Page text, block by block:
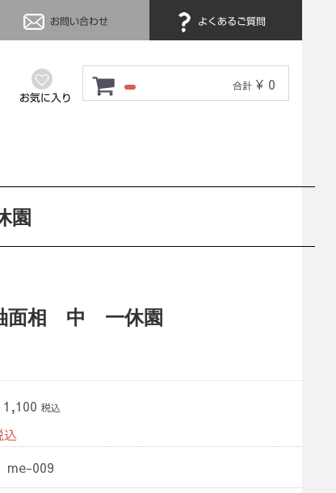
お問い合わせ よくあるご質問
合計 ¥ 0
お気に入り
園
面相 中 一休園
税込
込
me-009